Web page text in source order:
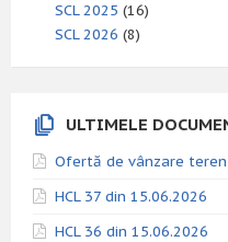
SCL 2025 (16)
SCL 2026 (8)
ULTIMELE
Ofertă de vânzare teren
HCL 37 din 15.06.2026
HCL 36 din 15.06.2026